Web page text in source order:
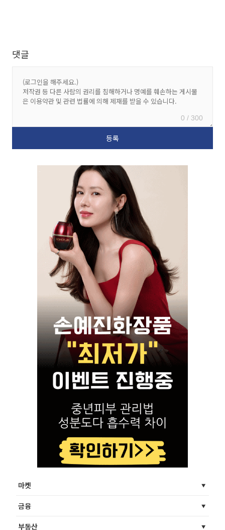
댓글
0 / 300
마켓
금융
부동산